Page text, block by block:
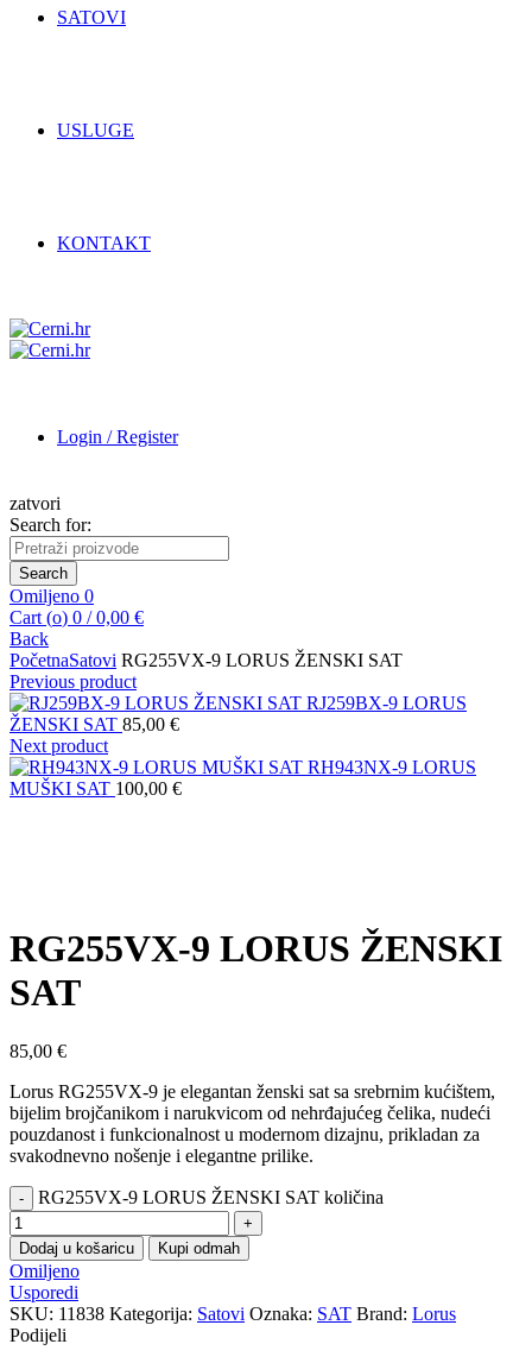
SATOVI
USLUGE
KONTAKT
Login / Register
zatvori
Search for:
Search
Omiljeno 0
Cart (o) 0 / 0,00 €
Back
PočetnaSatovi RG255VX-9 LORUS ŽENSKI SAT
Previous product
RJ259BX-9 LORUS
ŽENSKI SAT 85,00 €
Next product
RH943NX-9 LORUS
MUŠKI SAT 100,00 €
RG255VX-9 LORUS ŽENSKI
SAT
85,00 €
Lorus RG255VX-9 je elegantan ženski sat sa srebrnim kućištem,
bijelim brojčanikom i narukvicom od nehrđajućeg čelika, nudeći
pouzdanost i funkcionalnost u modernom dizajnu, prikladan za
svakodnevno nošenje i elegantne prilike.
RG255VX-9 LORUS ŽENSKI SAT količina
Dodaj u košaricu Kupi odmah
Omiljeno
Usporedi
SKU: 11838 Kategorija: Satovi Oznaka: SAT Brand: Lorus
Podijeli